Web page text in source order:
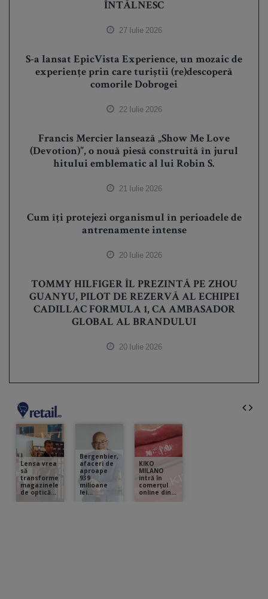
ÎNTÂLNESC
27 Iulie 2026
S-a lansat EpicVista Experience, un mozaic de
experiențe prin care turiștii (re)descoperă
comorile Dobrogei
22 Iulie 2026
Francis Mercier lansează „Show Me Love
(Devotion)”, o nouă piesă construită în jurul
hitului emblematic al lui Robin S.
21 Iulie 2026
Cum îți protejezi organismul în perioadele de
antrenamente intense
20 Iulie 2026
TOMMY HILFIGER ÎL PREZINTĂ PE ZHOU
GUANYU, PILOT DE REZERVĂ AL ECHIPEI
CADILLAC FORMULA 1, CA AMBASADOR
GLOBAL AL BRANDULUI
20 Iulie 2026